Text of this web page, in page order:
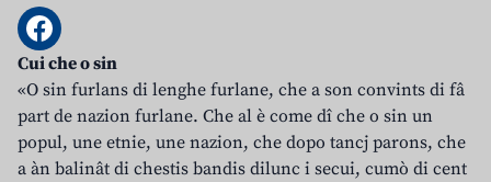
Cui che o sin
«O sin furlans di lenghe furlane, che a son convints di fâ
part de nazion furlane. Che al è come dî che o sin un
popul, une etnie, une nazion, che dopo tancj parons, che
a àn balinât di chestis bandis dilunc i secui, cumò di cent